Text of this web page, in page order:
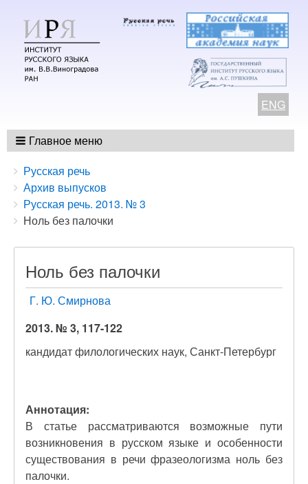
ENG
Главное меню
Breadcrumbs
You
are
here:
Русская речь
Архив выпусков
Русская речь. 2013. № 3
Ноль без палочки
Ноль без палочки
Г. Ю. Смирнова
2013. № 3, 117-122
кандидат филологических наук, Санкт-Петербург
Аннотация:
В статье рассматриваются возможные пути
возникновения в русском языке и особенности
существования в речи фразеологизма ноль без
палочки.